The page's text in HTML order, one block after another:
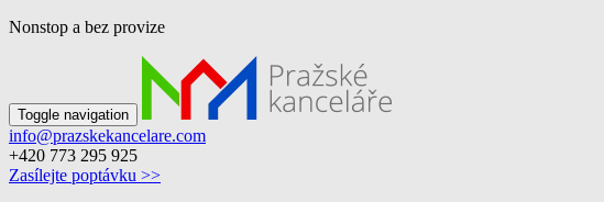
Nonstop a bez provize
Toggle navigation
info@prazskekancelare.com
+420 773 295 925
Zasílejte poptávku >>